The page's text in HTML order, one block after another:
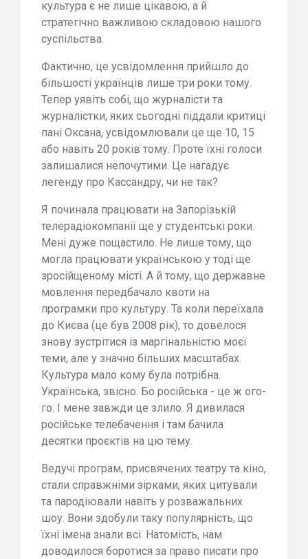
культура є не лише цікавою, а й
стратегічно важливою складовою нашого
суспільства.
Фактично, це усвідомлення прийшло до
більшості українців лише три роки тому.
Тепер уявіть собі, що журналісти та
журналістки, яких сьогодні піддали критиці
пані Оксана, усвідомлювали це ще 10, 15
або навіть 20 років тому. Проте їхні голоси
залишалися непочутими. Це нагадує
легенду про Кассандру, чи не так?
Я починала працювати на Запорізькій
телерадіокомпанії ще у студентські роки.
Мені дуже пощастило. Не лише тому, що
могла працювати українською у тоді ще
зросійщеному місті. А й тому, що державне
мовлення передбачало квоти на
програмки про культуру. Та коли переїхала
до Києва (це був 2008 рік), то довелося
знову зустрітися із маргінальністю моєї
теми, але у значно більших масштабах.
Культура мало кому була потрібна.
Українська, звісно. Бо російська - це ж ого-
го. І мене завжди це злило. Я дивилася
російське телебачення і там бачила
десятки проєктів на цю тему.
Ведучі програм, присвячених театру та кіно,
стали справжніми зірками, яких цитували
та пародіювали навіть у розважальних
шоу. Вони здобули таку популярність, що
їхні імена знали всі. Натомість, нам
доводилося боротися за право писати про